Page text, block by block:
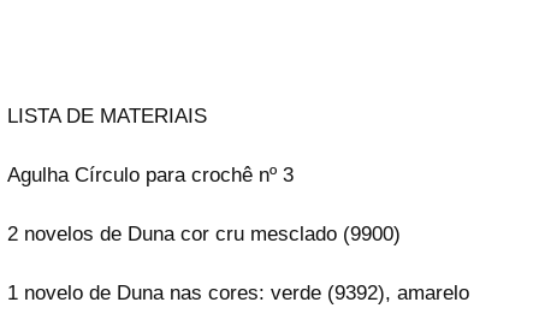
LISTA DE MATERIAIS
Agulha Círculo para crochê nº 3
2 novelos de Duna cor cru mesclado (9900)
1 novelo de Duna nas cores: verde (9392), amarelo